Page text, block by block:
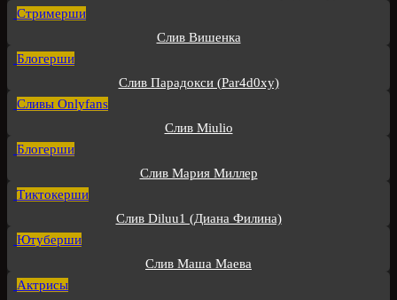
Стримерши
Слив Вишенка
Блогерши
Слив Парадокси (Par4d0xy)
Сливы Onlyfans
Слив Miulio
Блогерши
Слив Мария Миллер
Тиктокерши
Слив Diluu1 (Диана Филина)
Ютуберши
Слив Маша Маева
Актрисы